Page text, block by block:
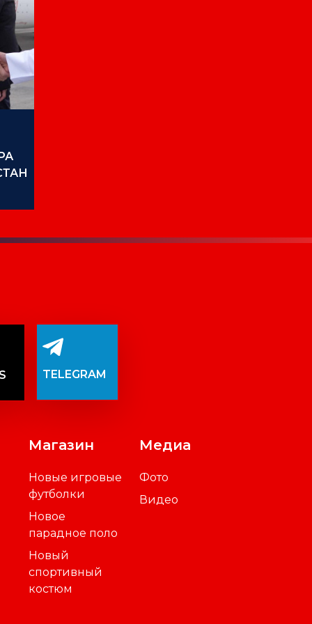
TELEGRAM
Магазин
Новые игровые
футболки
Новое
парадное поло
Новый
спортивный
костюм
Медиа
Фото
Видео